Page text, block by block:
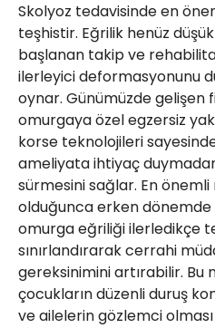
Skolyoz tedavisinde en
teşhistir. Eğrilik henüz
başlanan takip ve
ilerleyici deformasyonunu
oynar. Günümüzde gelişen
omurgaya özel egzersiz
korse teknolojileri
ameliyata ihtiyaç
sürmesini sağlar. En
olduğunca erken
omurga eğriliği ilerledikçe
sınırlandırarak cerrahi
gereksinimini artırabilir. Bu
çocukların düzenli duruş
ve ailelerin gözlemci